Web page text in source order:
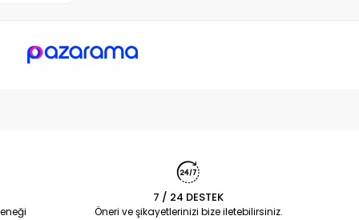
7 / 24 DESTEK
Öneri ve şikayetlerinizi bize iletebilirsiniz.